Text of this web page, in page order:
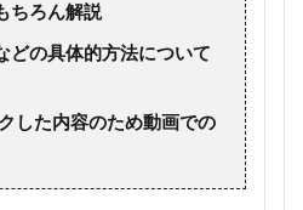
ちろん解説
どの具体的方法について
した内容のため動画での